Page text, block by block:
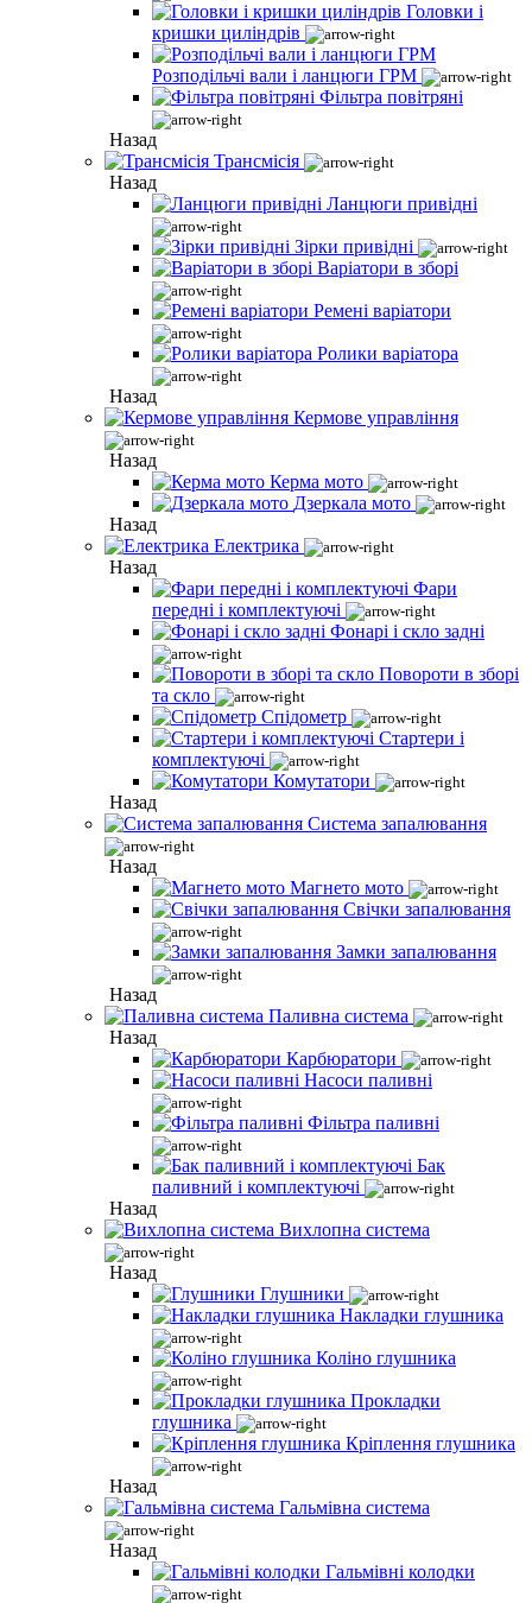
Головки і
кришки циліндрів
Розподільчі вали і ланцюги ГРМ
Фільтра повітряні
Назад
Трансмісія
Назад
Ланцюги привідні
Зірки привідні
Варіатори в зборі
Ремені варіатори
Ролики варіатора
Назад
Кермове управління
Назад
Керма мото
Дзеркала мото
Назад
Електрика
Назад
Фари
передні і комплектуючі
Фонарі і скло задні
Повороти в зборі
та скло
Спідометр
Стартери і
комплектуючі
Комутатори
Назад
Система запалювання
Назад
Магнето мото
Свічки запалювання
Замки запалювання
Назад
Паливна система
Назад
Карбюратори
Насоси паливні
Фільтра паливні
Бак
паливний і комплектуючі
Назад
Вихлопна система
Назад
Глушники
Накладки глушника
Коліно глушника
Прокладки
глушника
Кріплення глушника
Назад
Гальмівна система
Назад
Гальмівні колодки